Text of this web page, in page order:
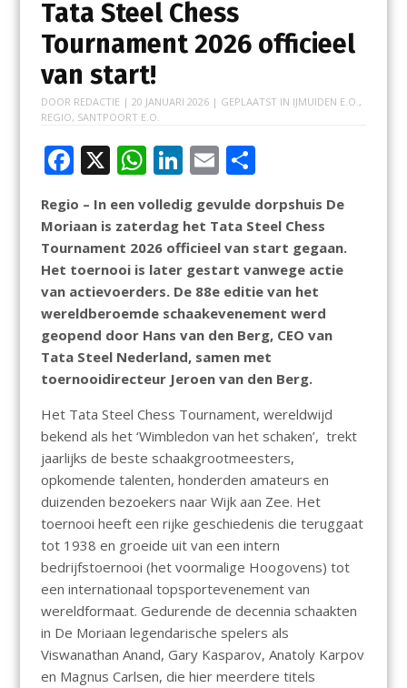
Tata Steel Chess
Tournament 2026 officieel
van start!
DOOR REDACTIE | 20 JANUARI 2026| GEPLAATST IN IJMUIDEN E.O. ,
REGIO, SANTPOORT E.O.
F
e
b
o
o
k
X W
h
at
s
A
p
p
Li
n
k
e
dI
n
E
m
ai
l
D
el
e
n
Regio – In een volledig gevulde dorpshuis De
Moriaan is zaterdag het Tata Steel Chess
Tournament 2026 officieel van start gegaan.
Het toernooi is later gestart vanwege actie
van actievoerders. De 88e editie van het
wereldberoemde schaakevenement werd
geopend door Hans van den Berg, CEO van
Tata Steel Nederland, samen met
toernooidirecteur Jeroen van den Berg.
Het Tata Steel Chess Tournament, wereldwijd
bekend als het ‘Wimbledon van het schaken’, trekt
jaarlijks de beste schaakgrootmeesters,
opkomende talenten, honderden amateurs en
duizenden bezoekers naar Wijk aan Zee. Het
toernooi heeft een rijke geschiedenis die teruggaat
tot 1938 en groeide uit van een intern
bedrijfstoernooi (het voormalige Hoogovens) tot
een internationaal topsportevenement van
wereldformaat. Gedurende de decennia schaakten
in De Moriaan legendarische spelers als
Viswanathan Anand, Gary Kasparov, Anatoly Karpov
en Magnus Carlsen, die hier meerdere titels